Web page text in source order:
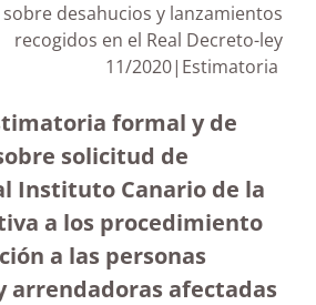
desahucios y lanzamientos
recogidos en el Real Decreto-ley
11/2020|Estimatoria
formal y de
solicitud de
Instituto Canario de la
a los procedimiento
a las personas
arrendadoras afectadas